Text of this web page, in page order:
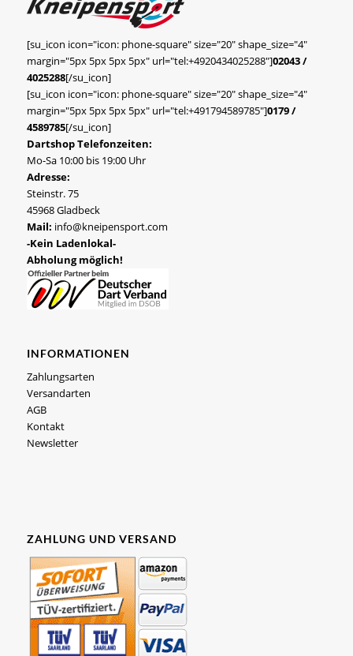
[su_icon icon="icon: phone-square" size="20" shape_size="4"
margin="5px 5px 5px 5px" url="tel:+4920434025288"]02043 /
4025288[/su_icon]
[su_icon icon="icon: phone-square" size="20" shape_size="4"
margin="5px 5px 5px 5px" url="tel:+491794589785"]0179 /
4589785[/su_icon]
Dartshop Telefonzeiten:
Mo-Sa 10:00 bis 19:00 Uhr
Adresse:
Steinstr. 75
45968 Gladbeck
Mail: info@kneipensport.com
-Kein Ladenlokal-
Abholung möglich!
INFORMATIONEN
Zahlungsarten
Versandarten
AGB
Kontakt
Newsletter
ZAHLUNG UND VERSAND